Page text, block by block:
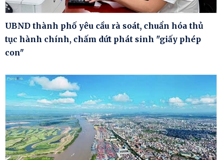
UBND thành phố yêu cầu rà soát, chuẩn hóa thủ
tục hành chính, chấm dứt phát sinh "giấy phép
con"